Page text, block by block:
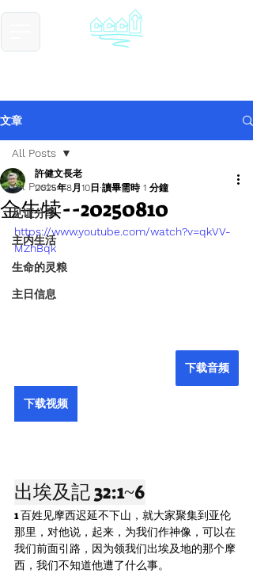
文章
All Posts
见证分享
主内生活
生命的灵粮
主日信息
All Posts
金牛犊--20250810
許健文長老
2025年8月10日 讀畢需時 1 分鐘
https://www.youtube.com/watch?v=qkVV-
MZhBqk
下载音频
下载视频
出埃及記 32:1~6
1 百姓见摩西迟延不下山，就大家聚集到亚伦
那里，对他说，起来，为我们作神像，可以在
我们前面引路，因为领我们出埃及地的那个摩
西，我们不知道他遭了什么事。